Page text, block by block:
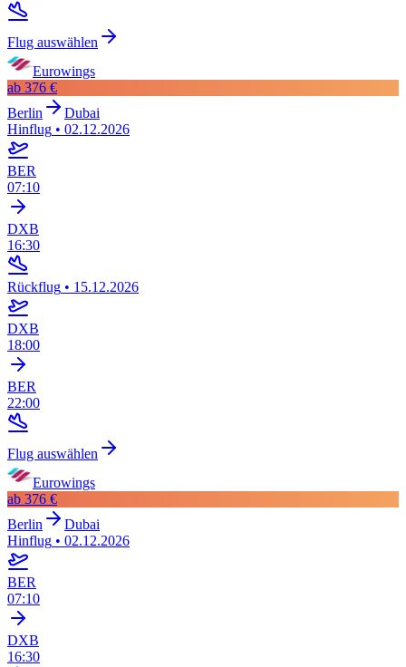
Flug auswählen
Eurowings
ab 376 €
Berlin
Dubai
Hinflug • 02.12.2026
BER
07:10
DXB
16:30
Rückflug • 15.12.2026
DXB
18:00
BER
22:00
Flug auswählen
Eurowings
ab 376 €
Berlin
Dubai
Hinflug • 02.12.2026
BER
07:10
DXB
16:30